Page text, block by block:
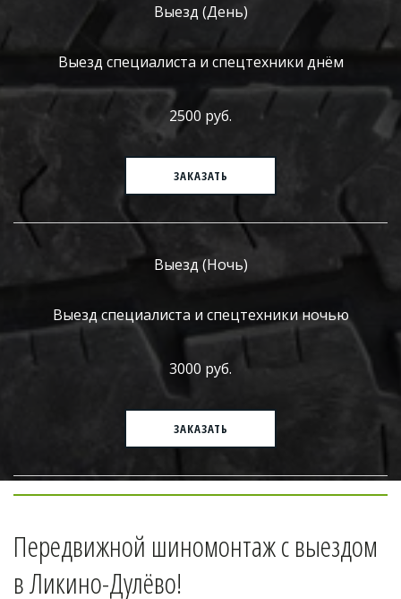
Выезд (День)
Выезд специалиста и спецтехники днём
2500 руб.
ЗАКАЗАТЬ
Выезд (Ночь)
Выезд специалиста и спецтехники ночью
3000 руб.
ЗАКАЗАТЬ
Передвижной шиномонтаж с выездом
в Ликино-Дулёво!